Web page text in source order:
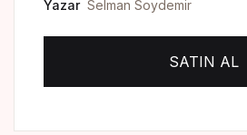
Yazar Selman Soydemir
SATIN AL